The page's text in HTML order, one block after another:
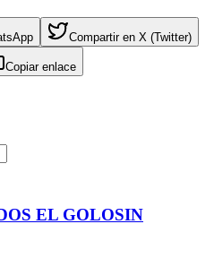
Compartir en X (Twitter)
Copiar enlace
EL GOLOSIN